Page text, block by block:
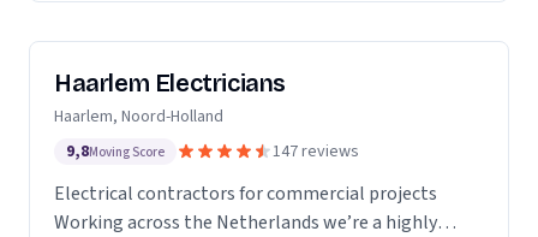
Haarlem Electricians
Haarlem, Noord-Holland
9,8Moving Score 147 reviews
Electrical contractors for commercial projects
Working across the Netherlands we’re a highly